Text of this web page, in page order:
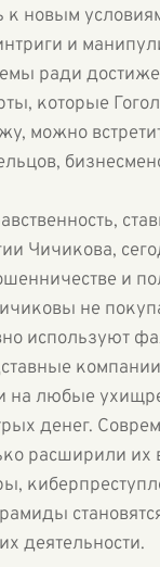
к новым
и
ради
которые
можно
Чичикова,
и
не
используют
на любые
денег.
расширили их
деятельности.